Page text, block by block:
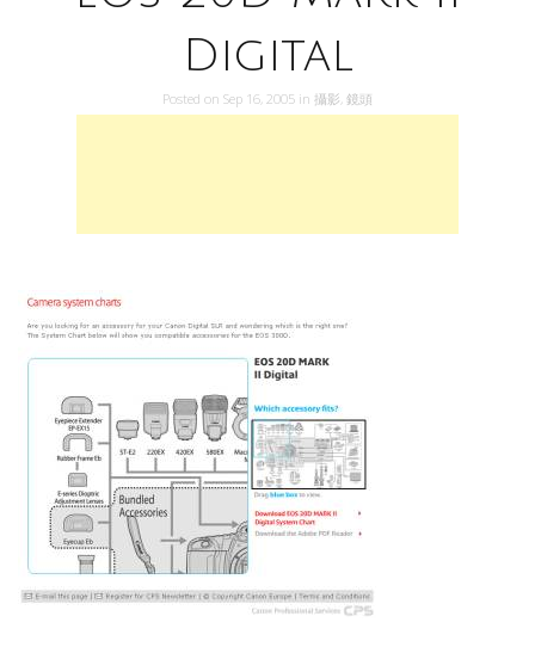
Digital
Posted on Sep 16, 2005 in 攝影, 鏡頭